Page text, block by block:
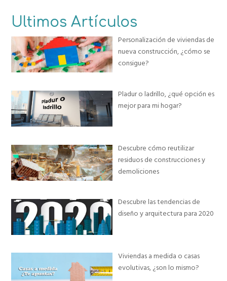
Ultimos Artículos
Personalización de viviendas de
nueva construcción, ¿cómo se
consigue?
Pladur o ladrillo, ¿qué opción es
mejor para mi hogar?
Descubre cómo reutilizar
residuos de construcciones y
demoliciones
Descubre las tendencias de
diseño y arquitectura para 2020
Viviendas a medida o casas
evolutivas, ¿son lo mismo?